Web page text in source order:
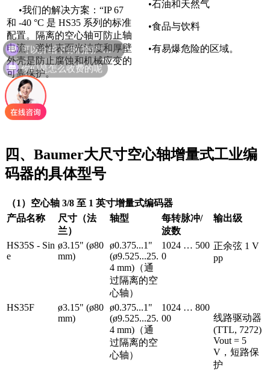
•我们的解决方案：“IP 67
和 -40 °C 是 HS35 系列的标准
配置。隔离的空心轴可防止轴
电流。弹性表面光洁度和厚壁
外壳是防止腐蚀和机械应变的
可靠保护。
•石油和天然气
•食品与饮料
•有易爆危险的区域。
四、Baumer大尺寸空心轴增量式工业编
码器的具体型号
（1）空心轴 3/8 至 1 英寸增量式编码器
产品名称
尺寸（法
兰）
轴型
每转脉冲/
波数
输出级
HS35S - Sin
e
ø3.15" (ø80
mm)
ø0.375...1"
(ø9.525...25.
4 mm)（通
过隔离的空
心轴）
1024 … 500
0
正余弦 1 V
pp
HS35F
ø3.15" (ø80
mm)
ø0.375...1"
(ø9.525...25.
4 mm)（通
过隔离的空
心轴）
1024 … 800
00
线路驱动器
(TTL, 7272)
Vout = 5
V，短路保
护
可以介绍下你们的产品么
你们是怎么收费的呢